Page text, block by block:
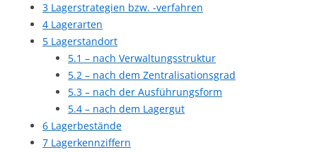
3 Lagerstrategien bzw. -verfahren
4 Lagerarten
5 Lagerstandort
5.1 – nach Verwaltungsstruktur
5.2 – nach dem Zentralisationsgrad
5.3 – nach der Ausführungsform
5.4 – nach dem Lagergut
6 Lagerbestände
7 Lagerkennziffern